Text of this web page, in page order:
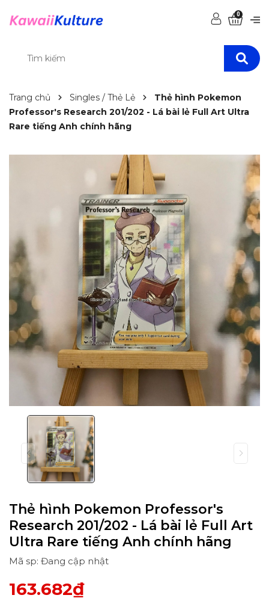
0
Trang chủ Singles / Thẻ Lẻ
Thẻ hình Pokemon
Professor's Research 201/202 - Lá bài lẻ Full Art Ultra
Rare tiếng Anh chính hãng
Thẻ hình Pokemon Professor's
Research 201/202 - Lá bài lẻ Full Art
Ultra Rare tiếng Anh chính hãng
Mã sp: Đang cập nhật
163.682₫